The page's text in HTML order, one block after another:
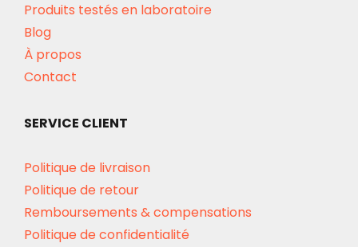
Produits testés en laboratoire
Blog
À propos
Contact
SERVICE CLIENT
Politique de livraison
Politique de retour
Remboursements & compensations
Politique de confidentialité